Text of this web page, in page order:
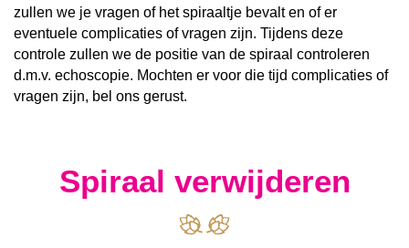
zullen we je vragen of het spiraaltje bevalt en of er
eventuele complicaties of vragen zijn. Tijdens deze
controle zullen we de positie van de spiraal controleren
d.m.v. echoscopie. Mochten er voor die tijd complicaties of
vragen zijn, bel ons gerust.
Spiraal verwijderen